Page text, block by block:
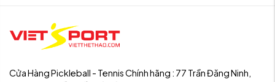
Cửa Hàng Pickleball - Tennis Chính hãng : 77 Trần Đăng Ninh,